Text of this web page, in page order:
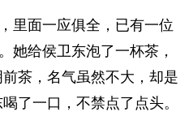
面一应俱全，已有一位
她给侯卫东泡了一杯茶，
茶，名气虽然不大，却是
了一口，不禁点了点头。